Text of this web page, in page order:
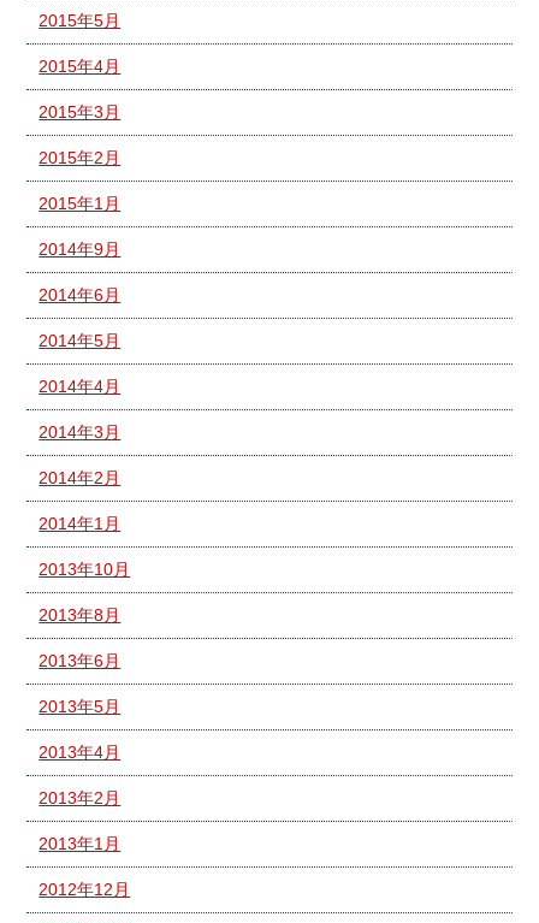
2015年5月
2015年4月
2015年3月
2015年2月
2015年1月
2014年9月
2014年6月
2014年5月
2014年4月
2014年3月
2014年2月
2014年1月
2013年10月
2013年8月
2013年6月
2013年5月
2013年4月
2013年2月
2013年1月
2012年12月